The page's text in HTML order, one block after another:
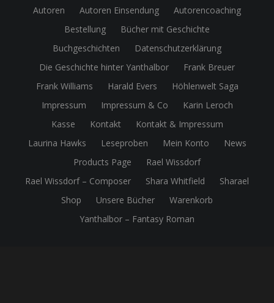
Autoren Autoren Einsendung
Autorencoaching
Bestellung
Bücher mit Geschichte
Buchgeschichten
Datenschutzerklärung
Die Geschichte hinter Yanthalbor
Frank Breuer
Frank Williams
Harald Evers
Höhlenwelt Saga
Impressum
Impressum & Co
Karin Leroch
Kasse
Kontakt
Kontakt & Impressum
Laurina Hawks
Leseproben Mein Konto
News
Products Page
Rael Wissdorf
Rael Wissdorf – Composer
Shara Whitfield
Sharael
Shop
Unsere Bücher
Warenkorb
Yanthalbor – Fantasy Roman